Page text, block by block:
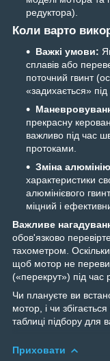
редуктора).
Коли варто
Важкі умови:
сплавів або
поточний гвинт
«задихається»
прекрасну
важливо під час
протоками.
Зміна
характеристики
алюмінієвого
міцний і
Важливе
обов'язково
тахометром.
щоб мотор не
(«перекрут») під час
Чи плануєте ви
мотор, і чи
таблиці підбору для
Приховати